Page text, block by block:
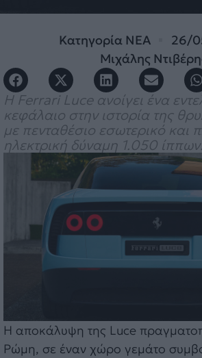
Κατηγορία ΝΕΑ
26/
Μιχάλης
Η Ferrari Luce ανοίγει ένα
κεφάλαιο στην ιστορία της
με πενταθέσιο εσωτερικό και
ηλεκτρική δύναμη 1.050 ίππων.
Η αποκάλυψη της Luce
Ρώμη, σε έναν χώρο γεμάτο